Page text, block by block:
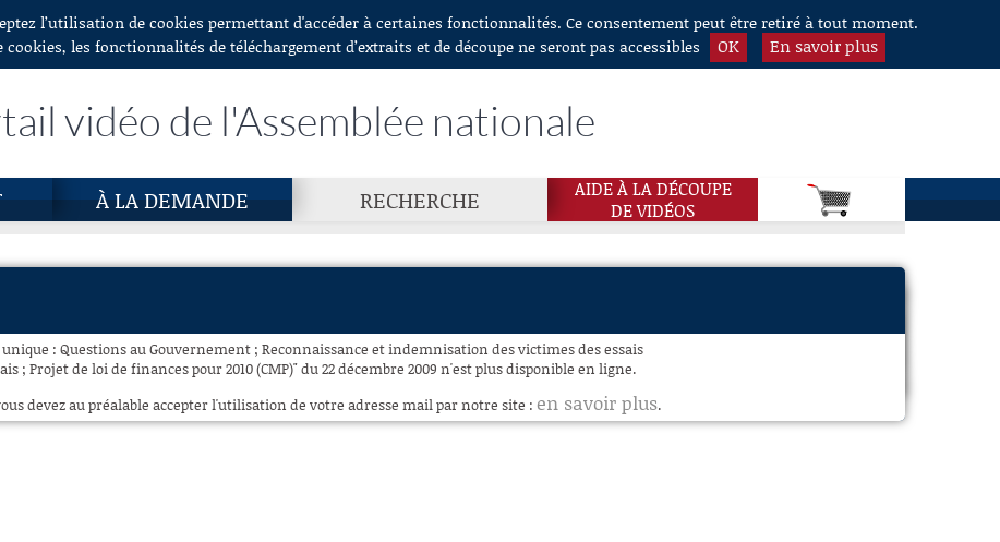
l’utilisation de cookies permettant d'accéder à certaines fonctionnalités. Ce consentement peut être retiré à tout moment.
cookies, les fonctionnalités de téléchargement d’extraits et de découpe ne seront pas accessibles
OK En savoir plus
vidéo de l'Assemblée nationale
À LA DEMANDE RECHERCHE
AIDE À LA DÉCOUPE
DE VIDÉOS
unique : Questions au Gouvernement ; Reconnaissance et indemnisation des victimes des essais
; Projet de loi de finances pour 2010 (CMP)" du 22 décembre 2009 n'est plus disponible en ligne.
devez au préalable accepter l'utilisation de votre adresse mail par notre site : en savoir plus.